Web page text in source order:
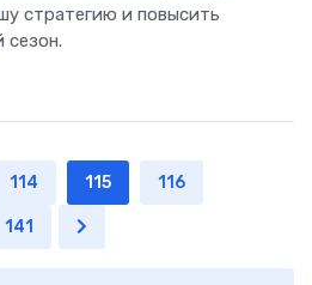
стратегию и повысить
сезон.
114 115 116
141